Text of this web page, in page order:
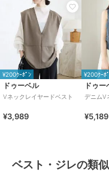
商品カテゴリ トッ
性別タイプ
レデ
トッ
カラー
ブ
ルー
サイズ
素材
アク
イロ
ナイ
ル素材
¥200ｸｰﾎﾟﾝ
ドゥーベル
Vネックレイヤードベスト
¥3,989
¥200ｸｰﾎ
ドゥー
デニムV
¥5,189
ベスト・ジレの類